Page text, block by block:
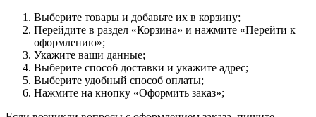
Выберите товары и добавьте их в корзину;
Перейдите в раздел «Корзина» и нажмите «Перейти к
оформлению»;
Укажите ваши данные;
Выберите способ доставки и укажите адрес;
Выберите удобный способ оплаты;
Нажмите на кнопку «Оформить заказ»;